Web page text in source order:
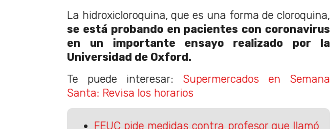
La hidroxicloroquina, que es una forma de cloroquina,
se está probando en pacientes con coronavirus
en un importante ensayo realizado por la
Universidad de Oxford.
Te puede interesar: Supermercados en Semana
Santa: Revisa los horarios
FEUC pide medidas contra profesor que llamó